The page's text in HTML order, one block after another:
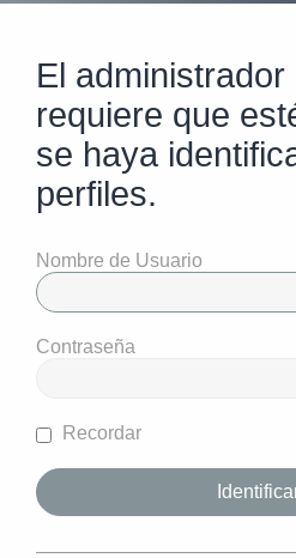
El administrador
requiere que
se haya
perfiles.
Nombre de Usuario
Contraseña
Recordar